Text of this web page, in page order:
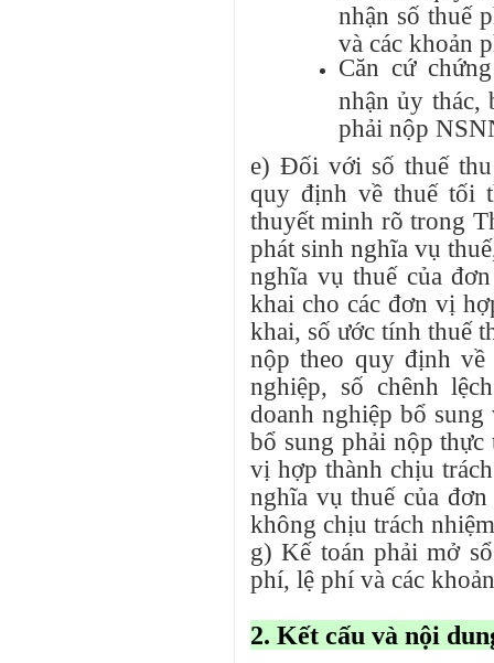
nhận số thuế
và các khoản
Căn cứ
nhận ủy thác,
phải nộp
e) Đối với số thuế
quy định về thuế tối
thuyết minh rõ trong
phát sinh nghĩa vụ
nghĩa vụ thuế của
khai cho các đơn vị
khai, số ước tính thuế
nộp theo quy định về
nghiệp, số chênh
doanh nghiệp bổ
bổ sung phải nộp
vị hợp thành chịu
nghĩa vụ thuế của
không chịu trách
g) Kế toán phải mở
phí, lệ phí và các
2. Kết cấu và nội